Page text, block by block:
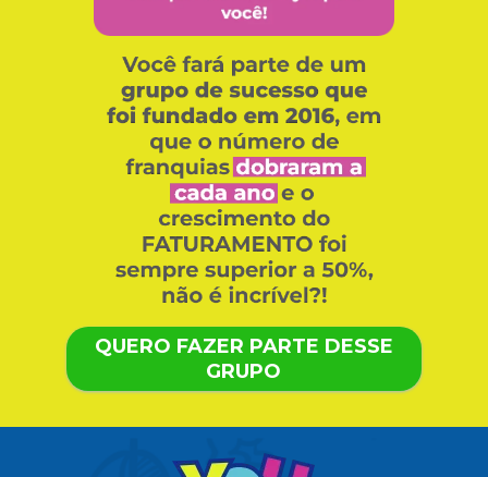
QUERO FAZER PARTE DESSE
GRUPO